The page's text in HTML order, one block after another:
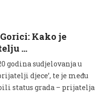
Kako je
…
godina sudjelovanja u
djece’, te je među
status grada – prijatelja